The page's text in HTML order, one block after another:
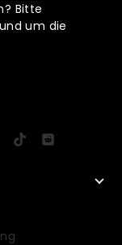
Bitte
um die